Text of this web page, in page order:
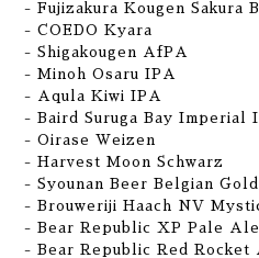
- Fujizakura Kougen Sakura
- COEDO Kyara
- Shigakougen AfPA
- Minoh Osaru IPA
- Aqula Kiwi IPA
- Baird Suruga Bay Imperial
- Oirase Weizen
- Harvest Moon Schwarz
- Syounan Beer Belgian Gold
- Brouweriji Haach NV
- Bear Republic XP Pale Ale
- Bear Republic Red Rocket